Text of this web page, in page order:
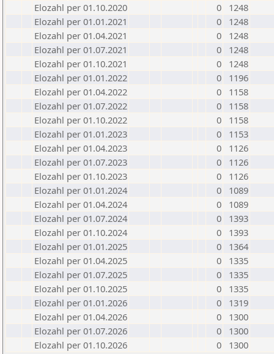
Elozahl per 01.10.2020
0
1248
Elozahl per 01.01.2021
0
1248
Elozahl per 01.04.2021
0
1248
Elozahl per 01.07.2021
0
1248
Elozahl per 01.10.2021
0
1248
Elozahl per 01.01.2022
0
1196
Elozahl per 01.04.2022
0
1158
Elozahl per 01.07.2022
0
1158
Elozahl per 01.10.2022
0
1158
Elozahl per 01.01.2023
0
1153
Elozahl per 01.04.2023
0
1126
Elozahl per 01.07.2023
0
1126
Elozahl per 01.10.2023
0
1126
Elozahl per 01.01.2024
0
1089
Elozahl per 01.04.2024
0
1089
Elozahl per 01.07.2024
0
1393
Elozahl per 01.10.2024
0
1393
Elozahl per 01.01.2025
0
1364
Elozahl per 01.04.2025
0
1335
Elozahl per 01.07.2025
0
1335
Elozahl per 01.10.2025
0
1335
Elozahl per 01.01.2026
0
1319
Elozahl per 01.04.2026
0
1300
Elozahl per 01.07.2026
0
1300
Elozahl per 01.10.2026
0 1300